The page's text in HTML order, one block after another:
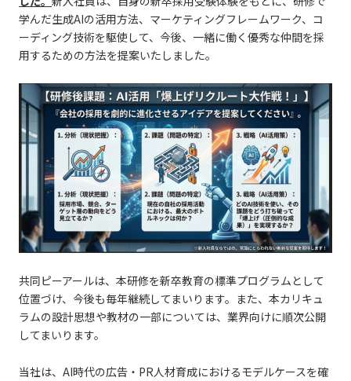
学んだ生成AIの活用方法、マーケティングフレームワーク、コ
ーディング技術を駆使して、今後、一緒に働く優秀な仲間を採
用するための方法を提案いたしました。
共同ピーアールは、本研修を新卒教育の標準プログラムとして
位置づけ、今後も毎年継続してまいります。また、本カリキュ
ラムの設計思想や教材の一部については、業界向けに順次公開
してまいります。
当社は、AI時代の広告・PR人材育成におけるモデルケースを確